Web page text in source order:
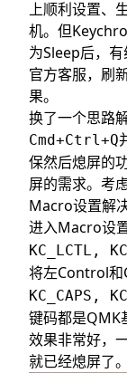
上顺利设置、
机。但
为Sleep后，
官方客服，刷
果。
换了一个思路
Cmd+Ctrl+Q
保然后熄屏的
屏的需求。考
Macro设置解决
进入Macro设
KC_LCTL,
将左Control和
KC_CAPS,
键码都是QMK
效果非常好，
就已经熄屏了。